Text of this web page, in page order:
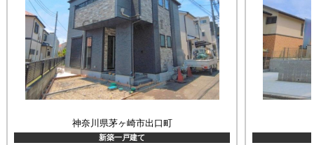
神奈川県茅ヶ崎市出口町
新築一戸建て